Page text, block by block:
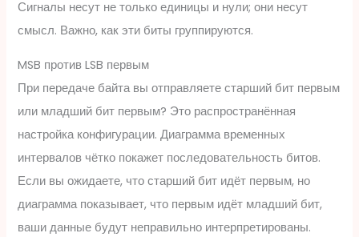
Сигналы несут не только единицы и нули; они несут
смысл. Важно, как эти биты группируются.
MSB против LSB первым
При передаче байта вы отправляете старший бит первым
или младший бит первым? Это распространённая
настройка конфигурации. Диаграмма временных
интервалов чётко покажет последовательность битов.
Если вы ожидаете, что старший бит идёт первым, но
диаграмма показывает, что первым идёт младший бит,
ваши данные будут неправильно интерпретированы.